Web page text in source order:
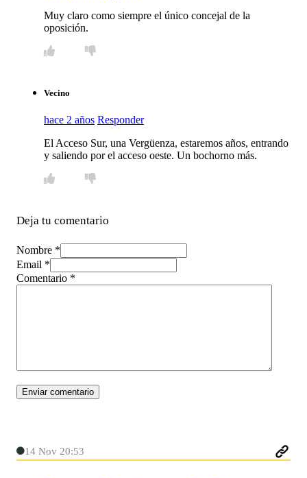
Muy claro como siempre el único concejal de la
oposición.
Vecino
hace 2 años Responder
El Acceso Sur, una Vergüenza, estaremos años, entrando
y saliendo por el acceso oeste. Un bochorno más.
Deja tu comentario
Nombre *
Email *
Comentario *
14 Nov 20:53